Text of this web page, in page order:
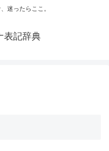
迷ったらここ。
表記辞典